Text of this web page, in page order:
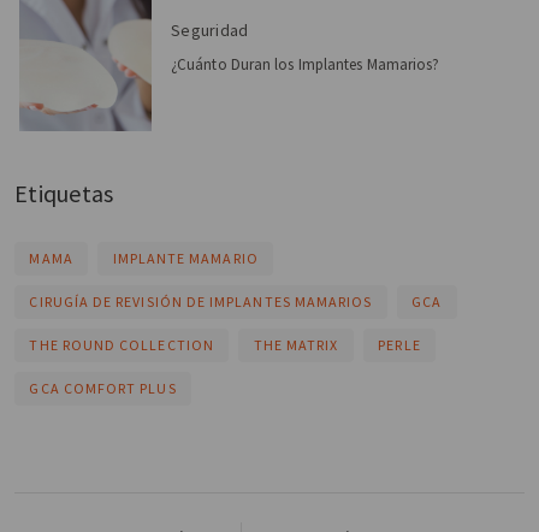
Seguridad
¿Cuánto Duran los Implantes Mamarios?
Etiquetas
MAMA IMPLANTE MAMARIO
CIRUGÍA DE REVISIÓN DE IMPLANTES MAMARIOS GCA
THE ROUND COLLECTION THE MATRIX PERLE
GCA COMFORT PLUS